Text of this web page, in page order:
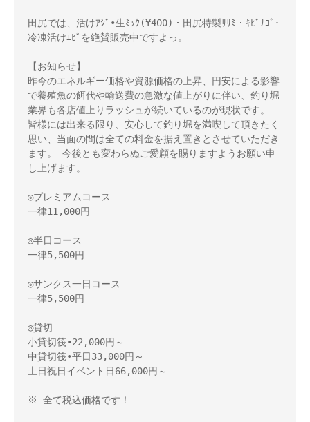
田尻では、活けｱｼﾞ•生ﾐｯｸ(¥400)・田尻特製ｻｻﾐ・ｷﾋﾞﾅｺﾞ･
冷凍活けｴﾋﾞを絶賛販売中ですよっ。
【お知らせ】
昨今のエネルギー価格や資源価格の上昇、円安による影響
で養殖魚の餌代や輸送費の急激な値上がりに伴い、釣り堀
業界も各店値上りラッシュが続いているのが現状です。
皆様には出来る限り、安心して釣り堀を満喫して頂きたく
思い、当面の間は全ての料金を据え置きとさせていただき
ます。 今後とも変わらぬご愛顧を賜りますようお願い申
し上げます。
◎プレミアムコース
一律11,000円
◎半日コース
一律5,500円
◎サンクス一日コース
一律5,500円
◎貸切
小貸切筏•22,000円～
中貸切筏•平日33,000円～
土日祝日イベント日66,000円～
※ 全て税込価格です！